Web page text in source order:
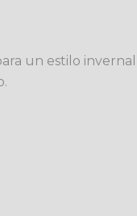
un estilo